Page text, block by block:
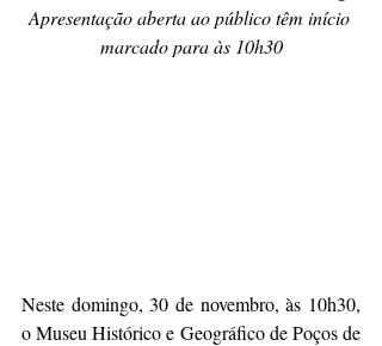
Apresentação aberta ao público têm início
marcado para às 10h30
Neste domingo, 30 de novembro, às 10h30,
o Museu Histórico e Geográfico de Poços de